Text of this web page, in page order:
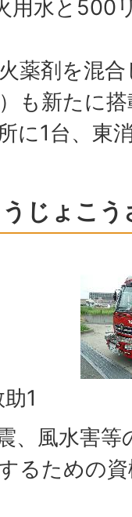
用水と500
薬剤を混
も新たに
に1台、東
じょこ
1
、風水害
るための